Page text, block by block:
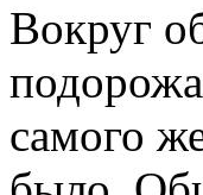
Вокруг
самого